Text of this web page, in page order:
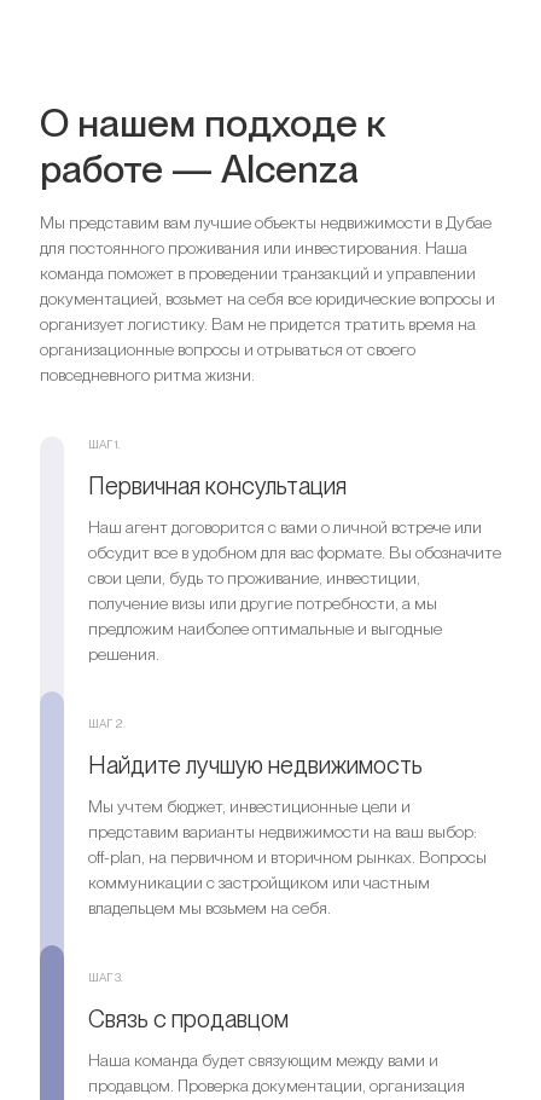
Спальни
Ищете выгодный вариант для
инвестиций?
Мы поможем вам приобрести актив, который растёт в
цене
Ванные комнаты
Ищете выгодный вариант для
Мы поможем вам приобрести актив, который растёт в
Оставить заявку
О нашем подходе к
работе — Alcenza
Мы представим вам лучшие объекты недвижимости в Дубае
для постоянного проживания или инвестирования. Наша
команда поможет в проведении транзакций и управлении
документацией, возьмет на себя все юридические вопросы и
организует логистику. Вам не придется тратить время на
организационные вопросы и отрываться от своего
повседневного ритма жизни.
ШАГ 1.
Первичная консультация
Наш агент договорится с вами о личной встрече или
обсудит все в удобном для вас формате. Вы обозначите
свои цели, будь то проживание, инвестиции,
получение визы или другие потребности, а мы
предложим наиболее оптимальные и выгодные
решения.
ШАГ 2.
Найдите лучшую недвижимость
Мы учтем бюджет, инвестиционные цели и
представим варианты недвижимости на ваш выбор:
off-plan, на первичном и вторичном рынках. Вопросы
коммуникации с застройщиком или частным
владельцем мы возьмем на себя.
ШАГ 3.
Связь с продавцом
Наша команда будет связующим между вами и
продавцом. Проверка документации, организация